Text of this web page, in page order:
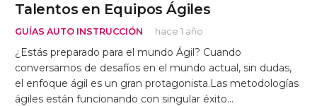
Talentos en Equipos Ágiles
GUÍAS AUTO INSTRUCCIÓN hace 1 año
¿Estás preparado para el mundo Ágil? Cuando
conversamos de desafíos en el mundo actual, sin dudas,
el enfoque ágil es un gran protagonista.Las metodologías
ágiles están funcionando con singular éxito…